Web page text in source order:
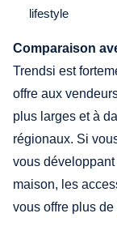
lifestyle
Comparaison
Trendsi est
offre aux
plus larges et à
régionaux. Si
vous
maison, les
vous offre plus